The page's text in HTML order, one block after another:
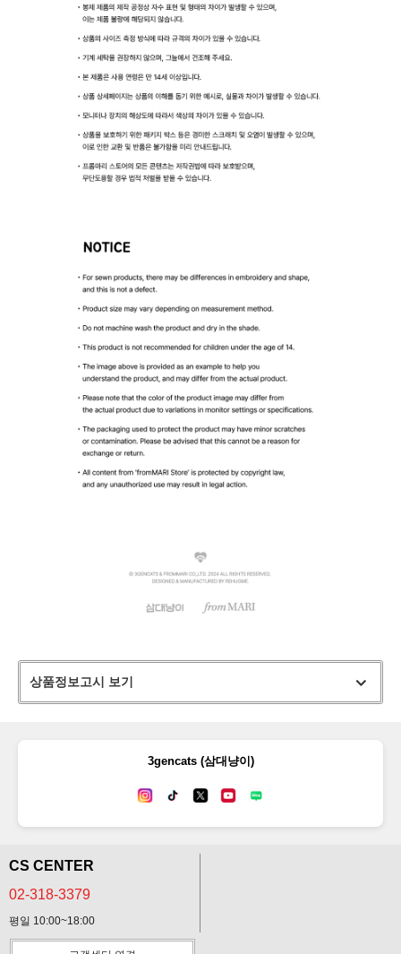
상품정보고시 보기
3gencats (삼대냥이)
CS CENTER
02-318-3379
평일 10:00~18:00